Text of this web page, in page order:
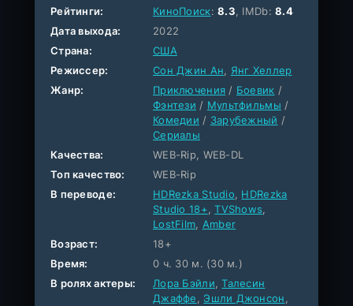
Рейтинги: КиноПоиск:8.3, IMDb:8.4
Дата выхода:
2022
Страна:
США
Режиссер:
Сон Джин Ан, Янг Хеллер
Жанр:
Приключения / Боевик /
Фэнтези / Мультфильмы /
Комедии / Зарубежный /
Сериалы
Качества:
WEB-Rip, WEB-DL
Топ качество:
WEB-Rip
В переводе:
HDRezka Studio, HDRezka
Studio 18+,TVShows,
LostFilm, Amber
Возраст:
18+
Время:
0 ч. 30 м. (30 м.)
В ролях актеры:
Лора Бэйли,Талесин
Джаффе , Эшли Джонсон ,